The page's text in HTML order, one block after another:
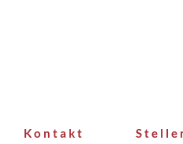
Kontakt